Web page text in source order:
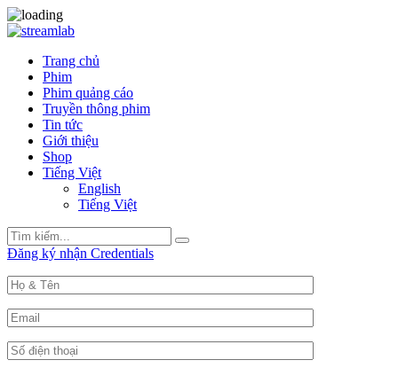
Trang chủ
Phim
Phim quảng cáo
Truyền thông phim
Tin tức
Giới thiệu
Shop
Tiếng Việt
English
Tiếng Việt
Search
for:
Search
Đăng ký nhận Credentials